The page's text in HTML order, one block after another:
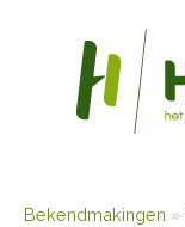
Bekendmakingen »